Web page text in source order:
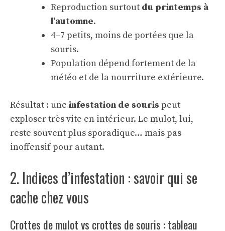
Reproduction surtout du printemps à
l’automne.
4–7 petits, moins de portées que la
souris.
Population dépend fortement de la
météo et de la nourriture extérieure.
Résultat : une infestation de souris peut
exploser très vite en intérieur. Le mulot, lui,
reste souvent plus sporadique… mais pas
inoffensif pour autant.
2. Indices d’infestation : savoir qui se
cache chez vous
Crottes de mulot vs crottes de souris : tableau